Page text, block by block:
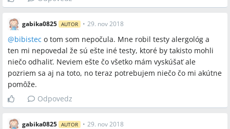
gabika0825 AUTOR • 29. nov 2018
@bibistec o tom som nepočula. Mne robil testy alergológ a
ten mi nepovedal že sú ešte iné testy, ktoré by takisto mohli
niečo odhaliť. Neviem ešte čo všetko mám vyskúšať ale
pozriem sa aj na toto, no teraz potrebujem niečo čo mi akútne
pomôže.
Odpovedz
gabika0825 AUTOR • 29. nov 2018